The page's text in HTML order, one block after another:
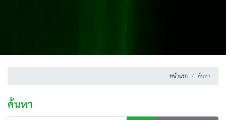
หน้าแรก ค้นหา
ค้นหา